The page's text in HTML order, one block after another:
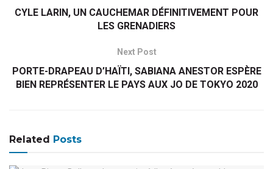
CYLE LARIN, UN CAUCHEMAR DÉFINITIVEMENT POUR
LES GRENADIERS
Next Post
PORTE-DRAPEAU D’HAÏTI, SABIANA ANESTOR ESPÈRE
BIEN REPRÉSENTER LE PAYS AUX JO DE TOKYO 2020
Related Posts